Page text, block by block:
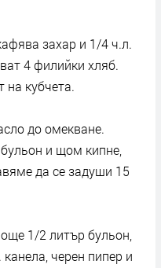
захар и 1/4 ч.л.
4 филийки хляб.
на кубчета.
до омекване.
и щом кипне,
да се задуши 15
1/2 литър бульон,
черен пипер и